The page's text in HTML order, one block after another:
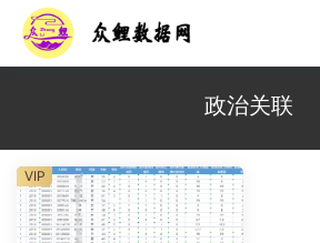
政治关联
VIP